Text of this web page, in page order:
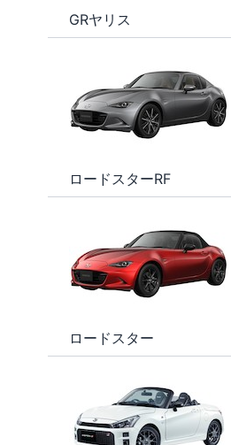
GRヤリス
ロードスターRF
ロードスター